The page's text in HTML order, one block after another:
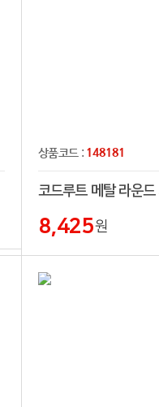
상품코드 : 148181
8,425원